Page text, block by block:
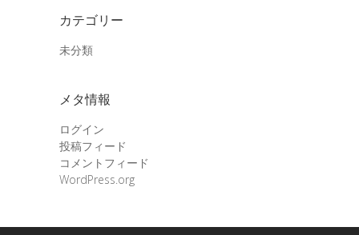
カテゴリー
未分類
メタ情報
ログイン
投稿フィード
コメントフィード
WordPress.org